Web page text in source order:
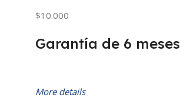
$10.000
Garantía de 6 meses
More details